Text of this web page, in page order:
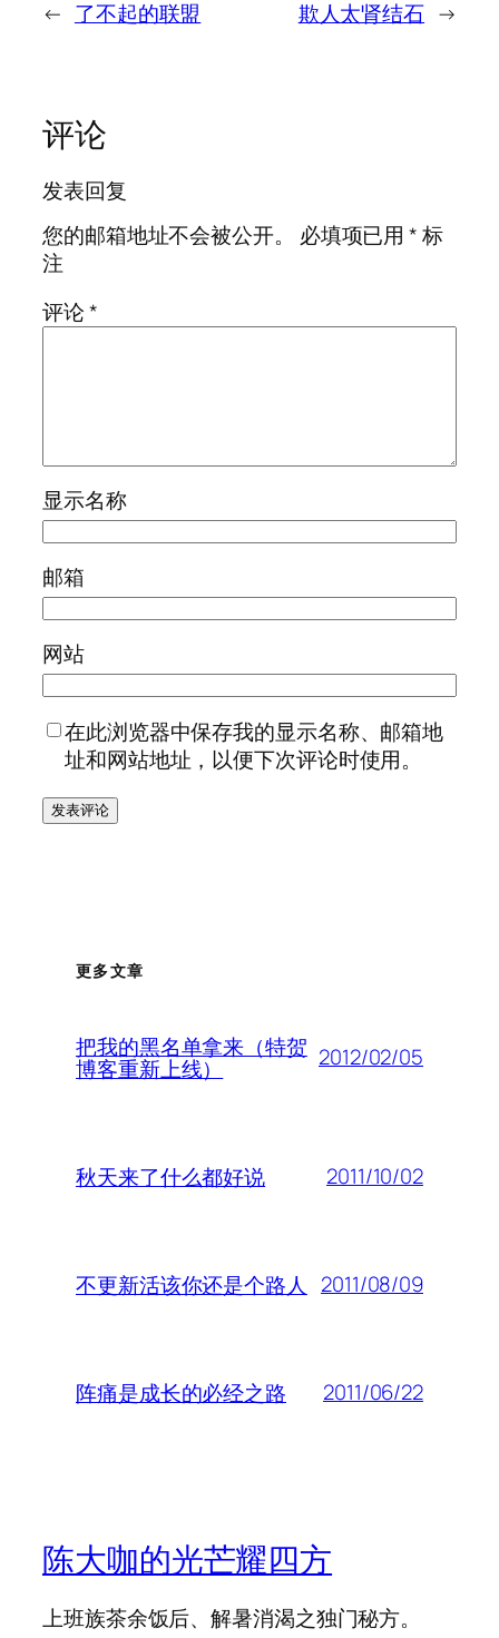
← 了不起的联盟 欺人太肾结石 →
评论
发表回复
您的邮箱地址不会被公开。
必填项已用*标
注
评论*
显示名称
邮箱
网站
在此浏览器中保存我的显示名称、邮箱地
址和网站地址，以便下次评论时使用。
更多文章
把我的黑名单拿来（特贺
博客重新上线） 2012/02/05
秋天来了什么都好说 2011/10/02
不更新活该你还是个路人 2011/08/09
阵痛是成长的必经之路 2011/06/22
陈大咖的光芒耀四方
上班族茶余饭后、解暑消渴之独门秘方。